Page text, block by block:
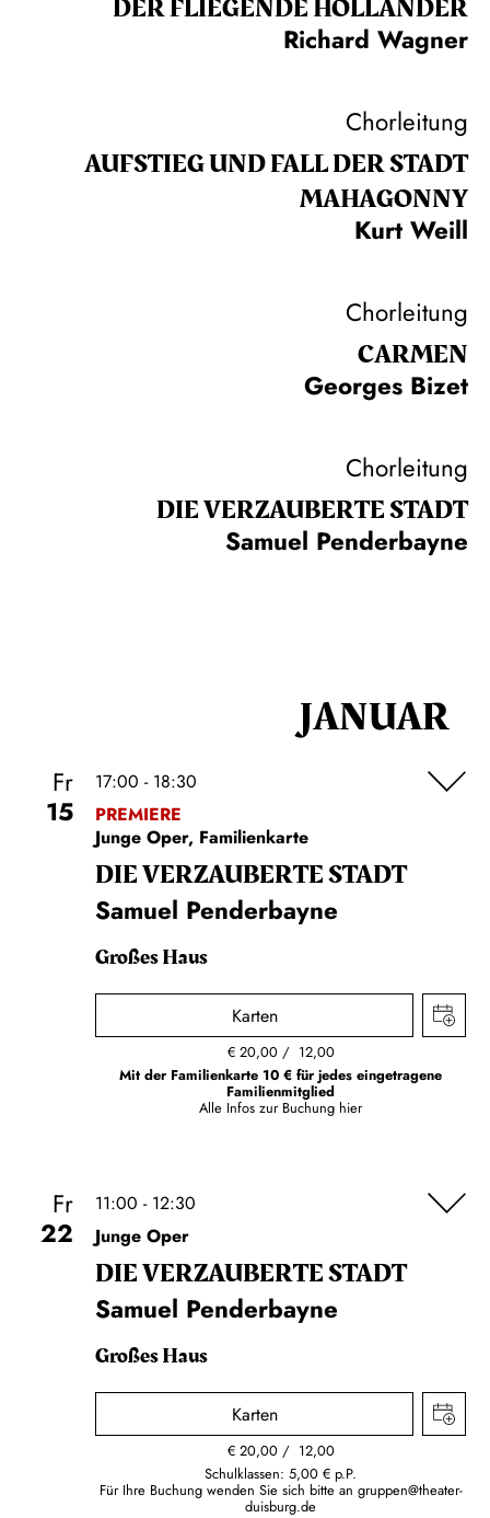
DER FLIE­GEN­DE HOL­LÄN­DER
Richard Wagner
Chorleitung
AUFSTIEG UND FALL DER STADT
MAHAGONNY
Kurt Weill
Chorleitung
CARMEN
Georges Bizet
Chorleitung
DIE VERZAUBERTE STADT
Samuel Penderbayne
JANUAR
Fr
15
17:00 - 18:30
PREMIERE
Junge Oper, Familienkarte
DIE VERZAUBERTE STADT
Samuel Penderbayne
Großes Haus
Karten
€ 20,00
12,00
Mit der Familienkarte 10 € für jedes eingetragene
Familienmitglied
Alle Infos zur Buchung hier
Fr
22
11:00 - 12:30
Junge Oper
DIE VERZAUBERTE STADT
Samuel Penderbayne
Großes Haus
Karten
€ 20,00
12,00
Schulklassen: 5,00 € p.P.
Für Ihre Buchung wenden Sie sich bitte an gruppen@theater-
duisburg.de